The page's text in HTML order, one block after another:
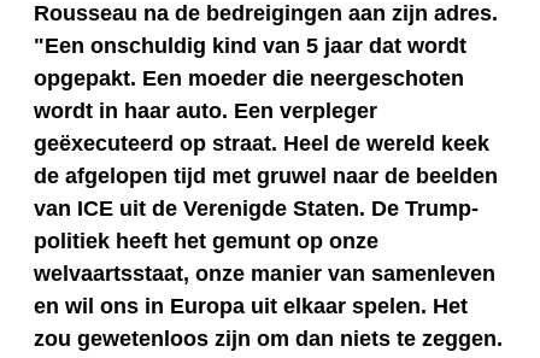
Rousseau na de bedreigingen aan zijn adres.
"Een onschuldig kind van 5 jaar dat wordt
opgepakt. Een moeder die neergeschoten
wordt in haar auto. Een verpleger
geëxecuteerd op straat. Heel de wereld keek
de afgelopen tijd met gruwel naar de beelden
van ICE uit de Verenigde Staten. De Trump-
politiek heeft het gemunt op onze
welvaartsstaat, onze manier van samenleven
en wil ons in Europa uit elkaar spelen. Het
zou gewetenloos zijn om dan niets te zeggen.